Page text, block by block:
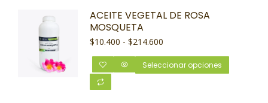
ACEITE VEGETAL DE ROSA
MOSQUETA
$10.400 - $214.600
Seleccionar opciones